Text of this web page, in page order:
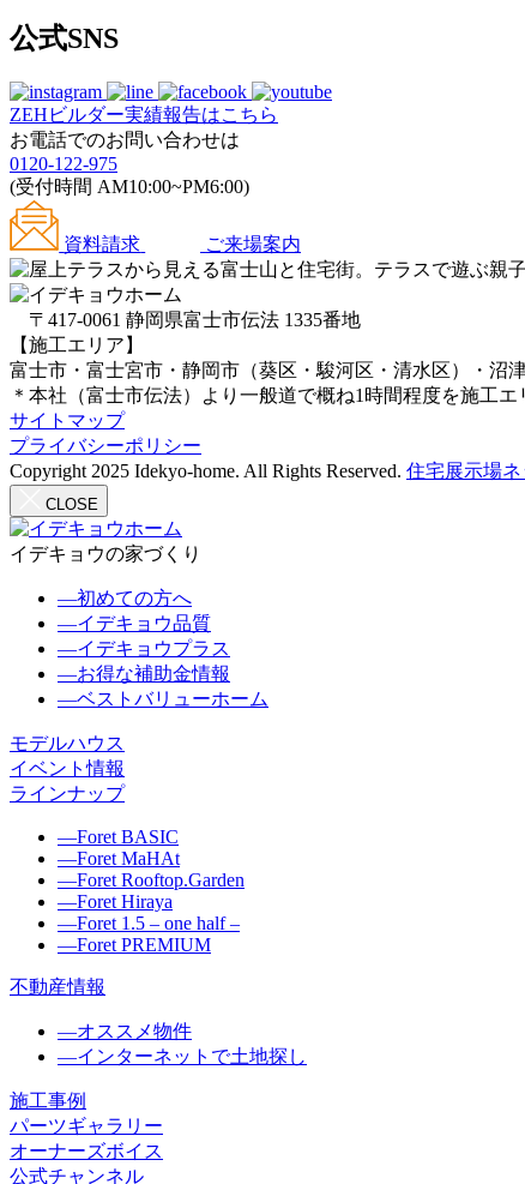
公式SNS
ZEHビルダー実績報告はこちら
お電話でのお問い合わせは
0120-122-975
(受付時間 AM10:00~PM6:00)
資料請求 ご来場案内
〒417-0061 静岡県富士市伝法 1335番地
【施工エリア】
富士市・富士宮市・静岡市（葵区・駿河区・清水区）・沼
＊本社（富士市伝法）より一般道で概ね1時間程度を施工エ
サイトマップ
プライバシーポリシー
Copyright 2025 Idekyo-home. All Rights Reserved. 住宅展示場ネ
CLOSE
イデキョウの家づくり
―初めての方へ
―イデキョウ品質
―イデキョウプラス
―お得な補助金情報
―ベストバリューホーム
モデルハウス
イベント情報
ラインナップ
―Foret BASIC
―Foret MaHAt
―Foret Rooftop.Garden
―Foret Hiraya
―Foret 1.5 – one half –
―Foret PREMIUM
不動産情報
―オススメ物件
―インターネットで土地探し
施工事例
パーツギャラリー
オーナーズボイス
公式チャンネル